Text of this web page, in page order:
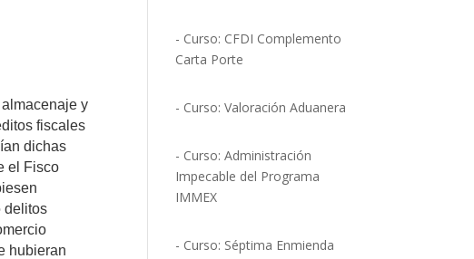
y
fiscales
dichas
el Fisco
delitos
hubieran
- Curso: CFDI Complemento
Carta Porte
- Curso: Valoración Aduanera
- Curso: Administración
Impecable del Programa
IMMEX
- Curso: Séptima Enmienda